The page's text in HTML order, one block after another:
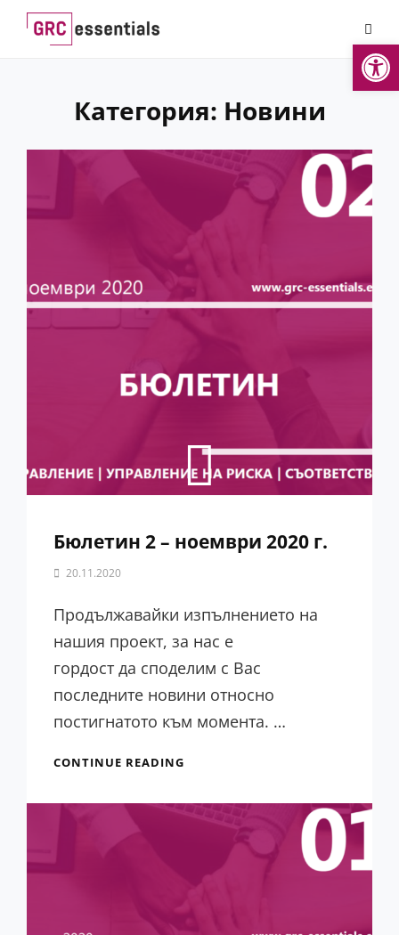
Skip
Категория: Новини
Бюлетин 2 – ноември 2020 г.
By
Team
20.11.2020
Продължавайки изпълнението на
нашия проект, за нас е
гордост да споделим с Вас
последните новини относно
постигнатото към момента. …
CONTINUE READING
НОЕМВРИ